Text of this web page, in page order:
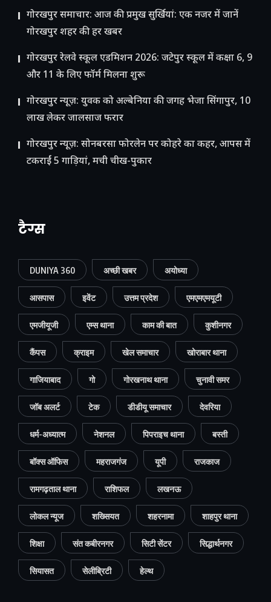
गोरखपुर समाचार: आज की प्रमुख सुर्खियां: एक नजर में जानें
गोरखपुर शहर की हर खबर
गोरखपुर रेलवे स्कूल एडमिशन 2026: जटेपुर स्कूल में कक्षा 6, 9
और 11 के लिए फॉर्म मिलना शुरू
गोरखपुर न्यूज़: युवक को अल्बेनिया की जगह भेजा सिंगापुर, 10
लाख लेकर जालसाज फरार
गोरखपुर न्यूज़: सोनबरसा फोरलेन पर कोहरे का कहर, आपस में
टकराईं 5 गाड़ियां, मची चीख-पुकार
टैग्स
DUNIYA 360 अच्छी खबर अयोध्या
आसपास इवेंट उत्तम प्रदेश एमएमएमयूटी
एमजीयूजी एम्स थाना काम की बात कुशीनगर
कैंपस क्राइम खेल समाचार खोराबार थाना
गाजियाबाद गो गोरखनाथ थाना चुनावी समर
जॉब अलर्ट टेक डीडीयू समाचार देवरिया
धर्म-अध्यात्म नेशनल पिपराइच थाना बस्ती
बॉक्स ऑफिस महराजगंज यूपी राजकाज
रामगढ़ताल थाना राशिफल लखनऊ
लोकल न्यूज शख्सियत शहरनामा शाहपुर थाना
शिक्षा संत कबीरनगर सिटी सेंटर सिद्धार्थनगर
सियासत सेलीब्रिटी हेल्थ